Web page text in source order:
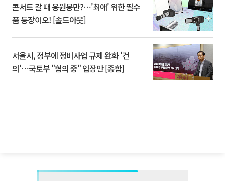
콘서트 갈 때 응원봉만?⋯'최애' 위한 필수
품 등장이오! [솔드아웃]
서울시, 정부에 정비사업 규제 완화 '건
의'⋯국토부 "협의 중" 입장만 [종합]